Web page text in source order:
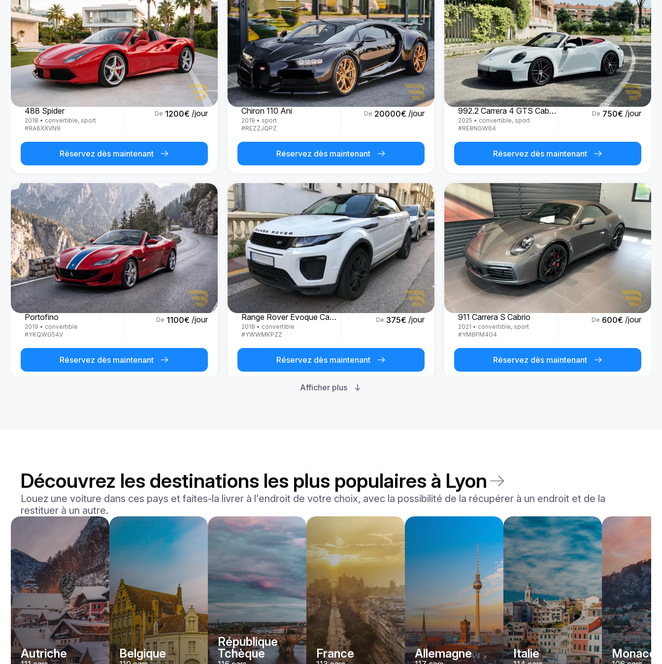
488 Spider
2018 • convertible, sport
#RA6XXVN9
De 1200€ /jour
Réservez dès maintenant
Bugatti
Chiron 110 Ani
2019 • sport
#REZZJQPZ
De 20000€ /jour
Réservez dès maintenant
Porsche
992.2 Carrera 4 GTS Cabrio '25
2025 • convertible, sport
#RE8NGW64
De 750€ /jour
Réservez dès maintenant
Ferrari
Portofino
2019 • convertible
#YKQWG54V
De 1100€ /jour
Réservez dès maintenant
Land Rover
Range Rover Evoque Cabrio
2018 • convertible
#YWWMKPZZ
De 375€ /jour
Réservez dès maintenant
Porsche
911 Carrera S Cabrio
2021 • convertible, sport
#YM8PM4G4
De 600€ /jour
Réservez dès maintenant
Mercedes Benz
Maybach S-klasse 580
De 750€ /jour
Réservez dès maintenant
F8 Spider
2022
convertible, sport
€
Réservez dès maintenant
convertible
YJPXZKDA
De 2200
Réservez dès maintenant
Afficher plus
Découvrez les destinations les plus populaires à Lyon
Louez une voiture dans ces pays et faites-la livrer à l'endroit de votre choix, avec la possibilité de la récupérer à un endroit et de la
restituer à un autre.
Autriche Belgique
République
Tchèque
France Allemagne Italie Monaco